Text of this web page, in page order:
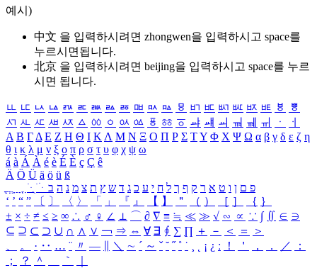
예시)
中文 을 입력하시려면 zhongwen을 입력하시고 space를
누르시면됩니다.
北京 을 입력하시려면 beijing을 입력하시고 space를 누르
시면 됩니다.
ㅥ ㅦ ㅧ ㅨ ㅩ ㅪ ㅫ ㅬ ㅭ ㅮ ㅯ ㅰ ㅱ ㅲ ㅳ ㅴ ㅵ ㅶ ㅷ ㅸ
ㅹ
ㅺ ㅻ ㅼ ㅽ ㅾ ㅿ ㆀ ㆁ ㆂ ㆃ ㆄ ㆅ ㆆ ㆇ ㆈ ㆉ ㆊ ㆋ ㆌ ㆍ
ㆎ
Α Β ΓΔ Ε Ζ Η Θ Ι ΚΛ Μ Ν Ξ Ο Π Ρ Σ ΤΥ Φ Χ Ψ Ω α β γ δ ε ζ η
θ ι κ λ μ ν ξ ο π ρ σ τ υ φ χ ψ ω
á à Á À é è É È ç Ç ê
Ä Ö Ü ä ö ü ß
ִֶֹ ֻּ ׁׂ פ ם ן ו ט א ר ק ף ך ל ח י ע כ ג ד ש ץ ת צ מ נ ה ב
‘ ’ “ ” 〔 〕 〈 〉 「 」 『 』 【 】 ＂ （ ） ［ ］ ｛ ｝
± × ÷ ≠ ≤ ≥ ∞ ∴ ♂ ♀ ∠ ⊥ ⌒ ∂ ∇ ≡ ≒ ≪ ≫ √ ∽ ∝ ∵ ∫ ∬ ∈ ∋
⊆ ⊇ ⊂ ⊃ ∪ ∩ ∧ ∨ ￢ ⇒ ⇔ ∀ ∃ ∮ ∑ ∏ ＋ － ＜ ＝
＞
、
。 · ‥ … ¨ 〃 ― ＼ ∼ ´ ～ ˇ ˘ ˝ ˚ ˙ ¸ ¡ ¿ ː ！ ＇ ， ． ／
：
；
？ ＾ ｀